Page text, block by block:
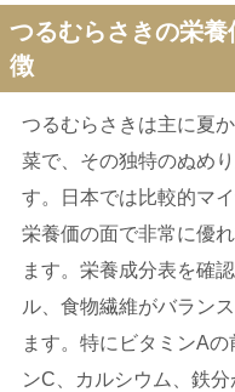
つるむらさきの栄
徴
つるむらさきは主に夏
菜で、その独特のぬめ
す。日本では比較的マ
栄養価の面で非常に優
ます。栄養成分表を確
ル、食物繊維がバラン
ます。特にビタミンA
ンC、カルシウム、鉄